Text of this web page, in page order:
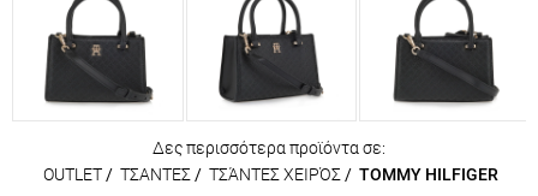
Δες περισσότερα προϊόντα σε:
OUTLET / ΤΣΑΝΤΕΣ / ΤΣΆΝΤΕΣ ΧΕΙΡΌΣ / TOMMY HILFIGER